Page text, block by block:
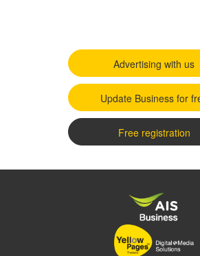
Advertising with us
Update Business for
Free registration